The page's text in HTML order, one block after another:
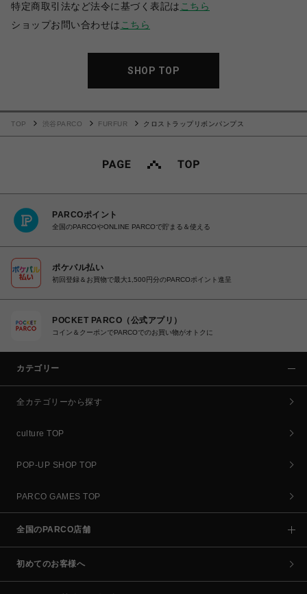
特定商取引法など法令に基づく表記は こちら
ショップお問い合わせは こちら
SHOP TOP
TOP 渋谷PARCO FURFUR クロストラップリボンパンプス
PARCOポイント
全国のPARCOやONLINE PARCOで貯まる＆使える
ポケパル払い
初回登録＆お買物で最大1,500円分のPARCOポイント進呈
POCKET PARCO（公式アプリ）
コイン＆クーポンでPARCOでのお買い物がオトクに
カテゴリー
全カテゴリーから探す
culture TOP
POP-UP SHOP TOP
PARCO GAMES TOP
全国のPARCO店舗
初めてのお客様へ